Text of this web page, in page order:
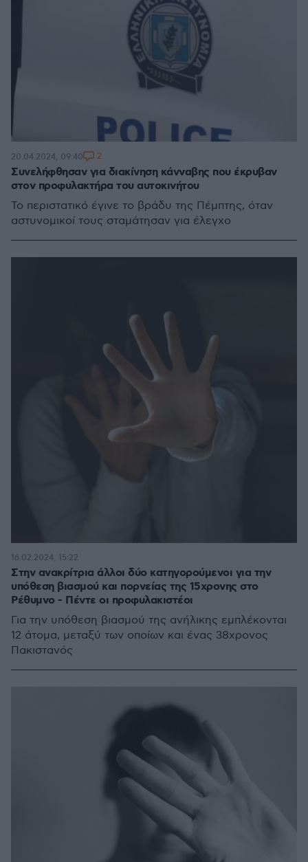
Συνελήφθησαν για διακίνηση κάνναβης που έκρυβαν
στον προφυλακτήρα του αυτοκινήτου
Το περιστατικό έγινε το βράδυ της Πέμπτης, όταν
αστυνομικοί τους σταμάτησαν για έλεγχο
20.04.2024, 09:40 2
Στην ανακρίτρια άλλοι δύο κατηγορούμενοι για την
υπόθεση βιασμού και πορνείας της 15χρονης στο
Ρέθυμνο - Πέντε οι προφυλακιστέοι
Για την υπόθεση βιασμού της ανήλικης εμπλέκονται
12 άτομα, μεταξύ των οποίων και ένας 38χρονος
Πακιστανός
16.02.2024, 15:22